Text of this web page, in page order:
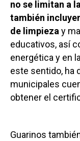
no se limitan a
también
de limpieza y
educativos, así
energética y en
este sentido, ha
municipales
obtener el
Guarinos